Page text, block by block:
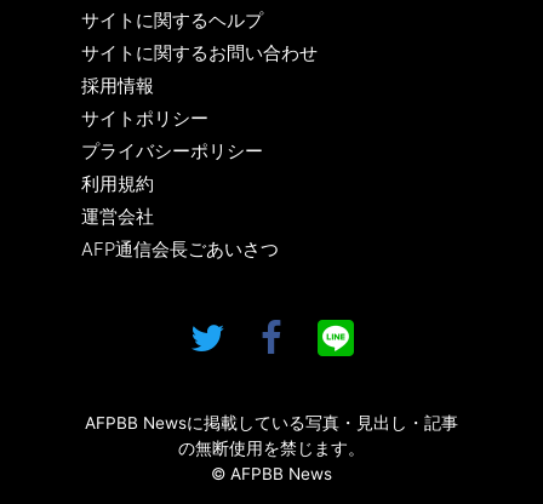
サイトに関するヘルプ
サイトに関するお問い合わせ
採用情報
サイトポリシー
プライバシーポリシー
利用規約
運営会社
AFP通信会長ごあいさつ
AFPBB Newsに掲載している写真・見出し・記事
の無断使用を禁じます。
© AFPBB News